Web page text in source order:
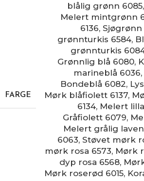
FARGE
blålig grønn 6085,
Melert mintgrønn
6136, Sjøgrønn
grønnturkis 6584,
grønnturkis
Grønnlig blå 6080,
marineblå 6036,
Bondeblå 6082,
Mørk blåfiolett 6137,
6134, Melert
Gråfiolett 6079,
Melert grålig
6063, Støvet mørk
mørk rosa 6573, Mørk
dyp rosa 6568,
Mørk roserød 6015,